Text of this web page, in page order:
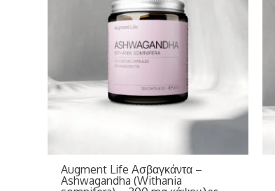
Augment Life Ασβαγκάντα –
Ashwagandha (Withania